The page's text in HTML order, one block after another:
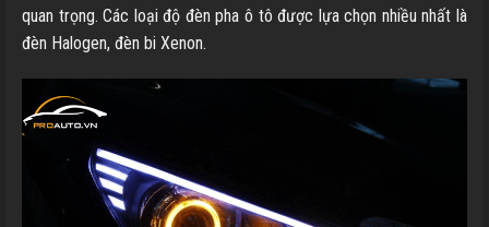
quan trọng. Các loại độ đèn pha ô tô được lựa chọn nhiều nhất là
đèn Halogen, đèn bi Xenon.